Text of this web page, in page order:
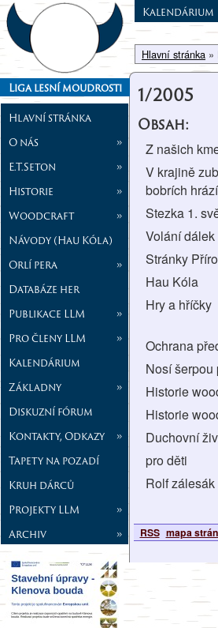
Liga lesní moudrosti
Hlavní stránka
O nás
»
E.T.Seton
»
Historie
»
Woodcraft
»
Návody (Hau Kóla)
Orlí pera
»
Databáze her
Publikace LLM
»
Pro členy LLM
»
Kalendárium
Základny
»
Diskuzní fórum
Kontakty, Odkazy
»
Tapety na pozadí
Kruh dárců
Projekty LLM
»
Archiv
»
Kalendárium
Hlavní stránka »
1/2005
Obsah:
Z našich
V krajině
bobrích hrází
Stezka 1.
Volání dálek
Stránky
Hau Kóla
Hry a hříčky
Ochrana
Nosí šerpou
Historie
Historie
Duchovní
pro děti
Rolf zálesák
RSS mapa